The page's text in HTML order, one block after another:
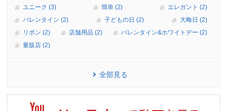
ユニーク (3)
簡単 (2)
エレガント (2)
バレンタイン (2)
子どもの日 (2)
大晦日 (2)
リボン (2)
店舗用品 (2)
バレンタイン&ホワイトデー (2)
量販店 (2)
全部見る